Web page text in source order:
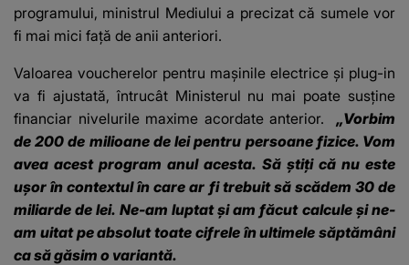
programului, ministrul Mediului a precizat că sumele vor
fi mai mici față de anii anteriori.
Valoarea voucherelor pentru mașinile electrice și plug-in
va fi ajustată, întrucât Ministerul nu mai poate susține
financiar nivelurile maxime acordate anterior. „Vorbim
de 200 de milioane de lei pentru persoane fizice. Vom
avea acest program anul acesta. Să știți că nu este
ușor în contextul în care ar fi trebuit să scădem 30 de
miliarde de lei. Ne-am luptat și am făcut calcule și ne-
am uitat pe absolut toate cifrele în ultimele săptămâni
ca să găsim o variantă.